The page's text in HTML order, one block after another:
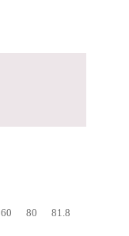
80 81.8